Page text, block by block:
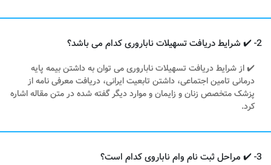
2- ✔️ شرایط دریافت تسهیلات ناباروری کدام می باشد؟
✔️ از شرایط دریافت تسهیلات ناباروری می توان به داشتن بیمه پایه
درمانی تامین اجتماعی، داشتن تابعیت ایرانی، دریافت معرفی نامه از
پزشک متخصص زنان و زایمان و موارد دیگر گفته شده در متن مقاله اشاره
کرد.
3- ✔️ مراحل ثبت نام وام ناباروی کدام است؟